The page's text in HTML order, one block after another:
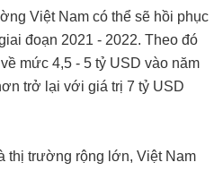
Việt Nam có thể sẽ hồi phục
đoạn 2021 - 2022. Theo đó
mức 4,5 - 5 tỷ USD vào năm
trở lại với giá trị 7 tỷ USD
thị trường rộng lớn, Việt Nam